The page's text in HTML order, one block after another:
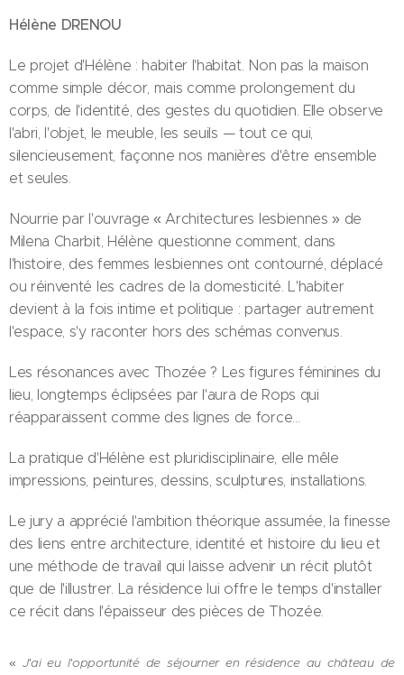
Hélène DRENOU
Le projet d'Hélène : habiter l'habitat. Non pas la maison
comme simple décor, mais comme prolongement du
corps, de l'identité, des gestes du quotidien. Elle observe
l'abri, l'objet, le meuble, les seuils — tout ce qui,
silencieusement, façonne nos manières d'être ensemble
et seules.
Nourrie par l'ouvrage « Architectures lesbiennes » de
Milena Charbit, Hélène questionne comment, dans
l'histoire, des femmes lesbiennes ont contourné, déplacé
ou réinventé les cadres de la domesticité. L'habiter
devient à la fois intime et politique : partager autrement
l'espace, s'y raconter hors des schémas convenus.
Les résonances avec Thozée ? Les figures féminines du
lieu, longtemps éclipsées par l'aura de Rops qui
réapparaissent comme des lignes de force…
La pratique d'Hélène est pluridisciplinaire, elle mêle
impressions, peintures, dessins, sculptures, installations.
Le jury a apprécié l'ambition théorique assumée, la finesse
des liens entre architecture, identité et histoire du lieu et
une méthode de travail qui laisse advenir un récit plutôt
que de l'illustrer. La résidence lui offre le temps d'installer
ce récit dans l'épaisseur des pièces de Thozée.
« J'ai eu l'opportunité de séjourner en résidence au château de